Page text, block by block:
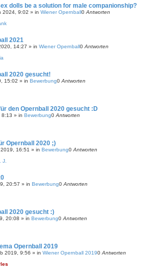
dolls be a solution for male companionship?
2024, 9:02 » in Wiener Opernball0 Antworten
2021
14:27 » in Wiener Opernball0 Antworten
2020 gesucht!
15:02 » in Bewerbung0 Antworten
den Opernball 2020 gesucht :D
8:13 » in Bewerbung0 Antworten
Opernball 2020 ;)
16:51 » in Bewerbung0 Antworten
J.
20:57 » in Bewerbung0 Antworten
2020 gesucht :)
20:08 » in Bewerbung0 Antworten
Opernball 2019
2019, 9:56 » in Wiener Opernball 20190 Antworten